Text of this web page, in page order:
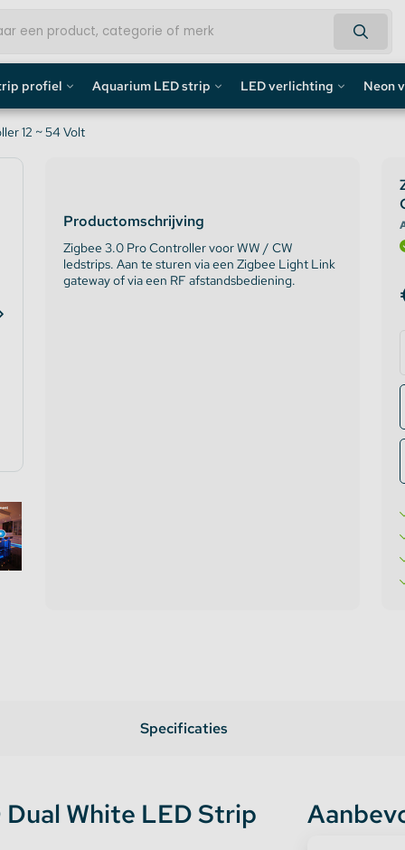
profiel
/ Gipsplaten Profiel
Lumines
Aquarium LED strip
Aquarium LED Balken
LED verlichting
Overig
Neon
Neon
12 ~ 54 Volt
Productomschrijving
Zigbee 3.0 Pro Controller voor WW / CW
ledstrips. Aan te sturen via een Zigbee Light Link
gateway of via een RF afstandsbediening.
Specificaties
White LED Strip